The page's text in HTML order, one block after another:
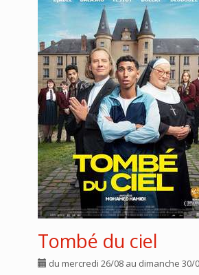
Tombé du ciel
du mercredi 26/08 au dimanche 30/